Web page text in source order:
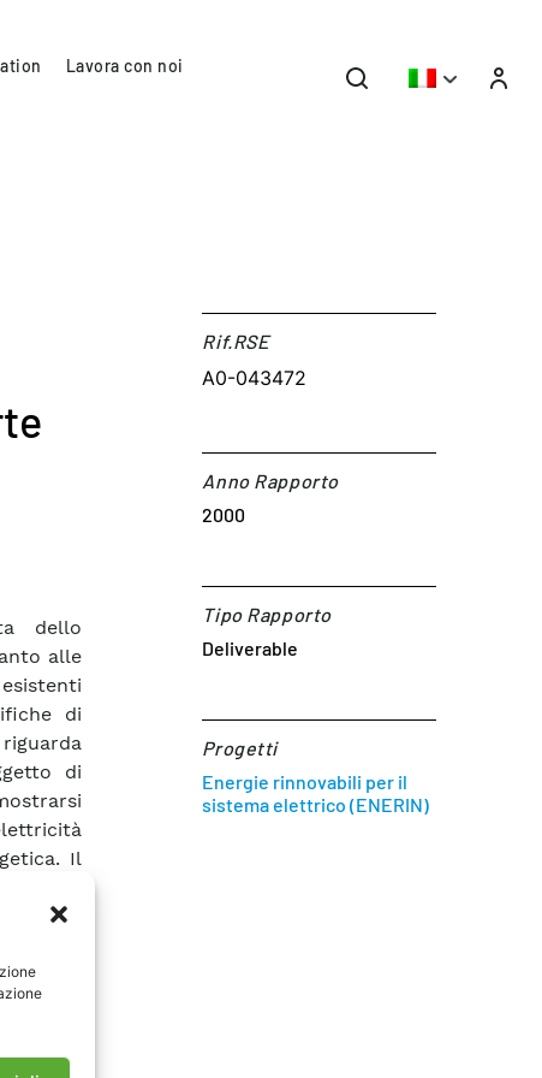
Lavora con noi
dello
alle
di
di
Il
Alcune
ed
è
Rif.RSE​
A0-043472
Anno Rapporto
2000
Tipo Rapporto
Deliverable
Progetti
Energie rinnovabili per il
sistema elettrico (ENERIN)